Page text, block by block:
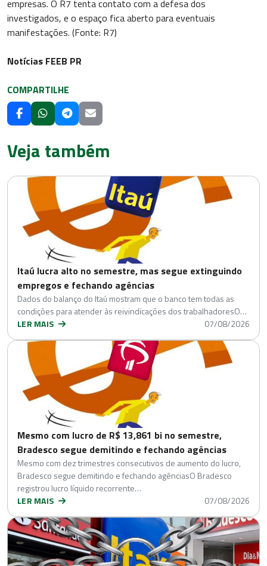
empresas. O R7 tenta contato com a defesa dos
investigados, e o espaço fica aberto para eventuais
manifestações. (Fonte: R7)
Notícias FEEB PR
COMPARTILHE
Veja também
Itaú lucra alto no semestre, mas segue extinguindo
empregos e fechando agências
Dados do balanço do Itaú mostram que o banco tem todas as
condições para atender às reivindicações dos trabalhadoresO…
LER MAIS
07/08/2026
Mesmo com lucro de R$ 13,861 bi no semestre,
Bradesco segue demitindo e fechando agências
Mesmo com dez trimestres consecutivos de aumento do lucro,
Bradesco segue demitindo e fechando agênciasO Bradesco
registrou lucro líquido recorrente…
LER MAIS
07/08/2026